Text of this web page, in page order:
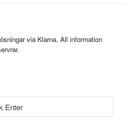
via Klarna. All information